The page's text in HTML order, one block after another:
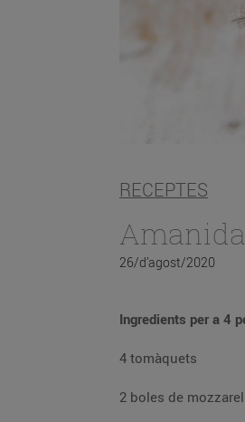
RECEPTES
26/d’agost/2020
Ingredients per a 4
4 tomàquets
2 boles de